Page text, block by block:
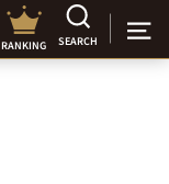
RANKING SEARCH